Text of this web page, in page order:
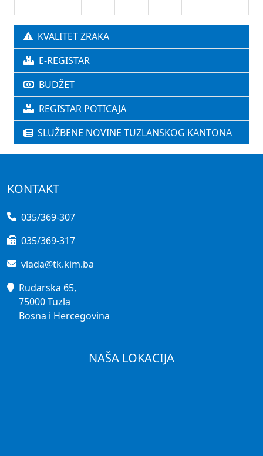
KVALITET ZRAKA
E-REGISTAR
BUDŽET
REGISTAR POTICAJA
SLUŽBENE NOVINE TUZLANSKOG KANTONA
KONTAKT
035/369-307
035/369-317
vlada@tk.kim.ba
Rudarska 65,
75000 Tuzla
Bosna i Hercegovina
NAŠA LOKACIJA